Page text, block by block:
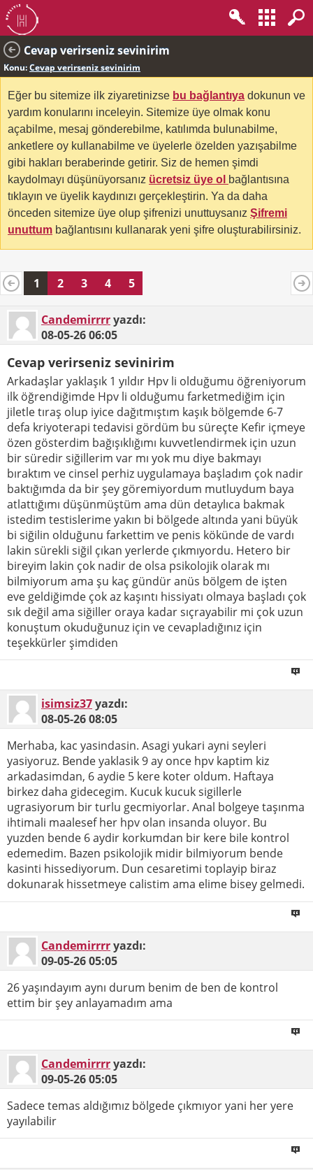
Cevap verirseniz sevinirim
Konu:Cevap verirseniz sevinirim
Eğer bu sitemize ilk ziyaretinizse bu bağlantıya dokunun ve
yardım konularını inceleyin. Sitemize üye olmak konu
açabilme, mesaj gönderebilme, katılımda bulunabilme,
anketlere oy kullanabilme ve üyelerle özelden yazışabilme
gibi hakları beraberinde getirir. Siz de hemen şimdi
kaydolmayı düşünüyorsanız ücretsiz üye ol bağlantısına
tıklayın ve üyelik kaydınızı gerçekleştirin. Ya da daha
önceden sitemize üye olup şifrenizi unuttuysanız Şifremi
unuttum bağlantısını kullanarak yeni şifre oluşturabilirsiniz.
1 2 3 4 5
Candemirrrryazdı:
08-05-2606:05
Cevap verirseniz sevinirim
Arkadaşlar yaklaşık 1 yıldır Hpv li olduğumu öğreniyorum
ilk öğrendiğimde Hpv li olduğumu farketmediğim için
jiletle tıraş olup iyice dağıtmıştım kaşık bölgemde 6-7
defa kriyoterapi tedavisi gördüm bu süreçte Kefir içmeye
özen gösterdim bağışıklığımı kuvvetlendirmek için uzun
bir süredir siğillerim var mı yok mu diye bakmayı
bıraktım ve cinsel perhiz uygulamaya başladım çok nadir
baktığımda da bir şey göremiyordum mutluydum baya
atlattığımı düşünmüştüm ama dün detaylıca bakmak
istedim testislerime yakın bi bölgede altında yani büyük
bi siğilin olduğunu farkettim ve penis kökünde de vardı
lakin sürekli siğil çıkan yerlerde çıkmıyordu. Hetero bir
bireyim lakin çok nadir de olsa psikolojik olarak mı
bilmiyorum ama şu kaç gündür anüs bölgem de işten
eve geldiğimde çok az kaşıntı hissiyatı olmaya başladı çok
sık değil ama siğiller oraya kadar sıçrayabilir mi çok uzun
konuştum okuduğunuz için ve cevapladığınız için
teşekkürler şimdiden
isimsiz37yazdı:
08-05-2608:05
Merhaba, kac yasindasin. Asagi yukari ayni seyleri
yasiyoruz. Bende yaklasik 9 ay once hpv kaptim kiz
arkadasimdan, 6 aydie 5 kere koter oldum. Haftaya
birkez daha gidecegim. Kucuk kucuk sigillerle
ugrasiyorum bir turlu gecmiyorlar. Anal bolgeye taşınma
ihtimali maalesef her hpv olan insanda oluyor. Bu
yuzden bende 6 aydir korkumdan bir kere bile kontrol
edemedim. Bazen psikolojik midir bilmiyorum bende
kasinti hissediyorum. Dun cesaretimi toplayip biraz
dokunarak hissetmeye calistim ama elime bisey gelmedi.
Candemirrrryazdı:
09-05-2605:05
26 yaşındayım aynı durum benim de ben de kontrol
ettim bir şey anlayamadım ama
Candemirrrryazdı:
09-05-2605:05
Sadece temas aldığımız bölgede çıkmıyor yani her yere
yayılabilir